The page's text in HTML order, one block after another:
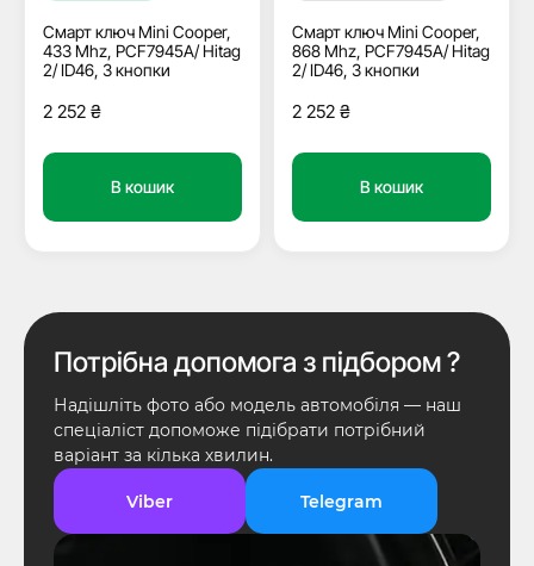
Смарт ключ Mini Cooper,
433 Mhz, PCF7945A/ Hitag
2/ ID46, 3 кнопки
2 252 ₴
В кошик
Смарт ключ Mini Cooper,
868 Mhz, PCF7945A/ Hitag
2/ ID46, 3 кнопки
2 252 ₴
В кошик
Потрібна допомога з підбором ?
Надішліть фото або модель автомобіля — наш
спеціаліст допоможе підібрати потрібний
варіант за кілька хвилин.
Viber Telegram